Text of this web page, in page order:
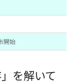
開始
を解いて